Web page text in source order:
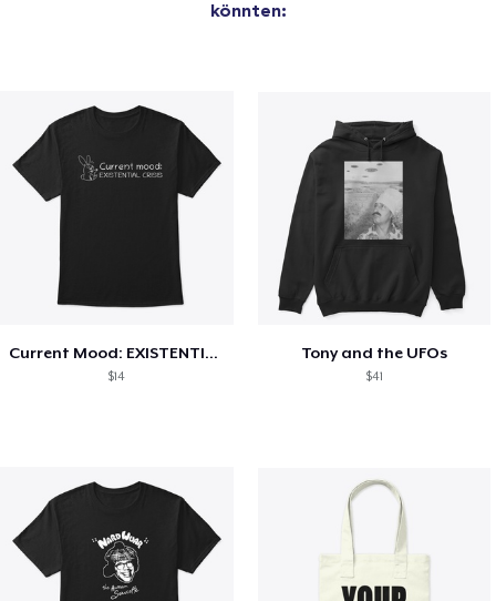
könnten:
Current Mood: EXISTENTIAL CRISIS
$14
Tony and the UFOs
$41